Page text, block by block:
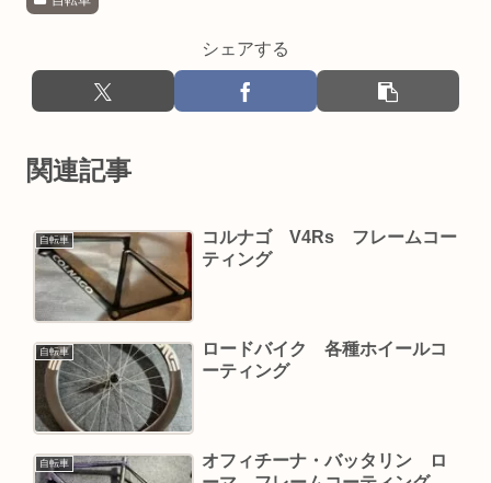
シェアする
関連記事
自転車
コルナゴ V4Rs フレームコー
ティング
自転車
ロードバイク 各種ホイールコ
ーティング
自転車
オフィチーナ・バッタリン ロ